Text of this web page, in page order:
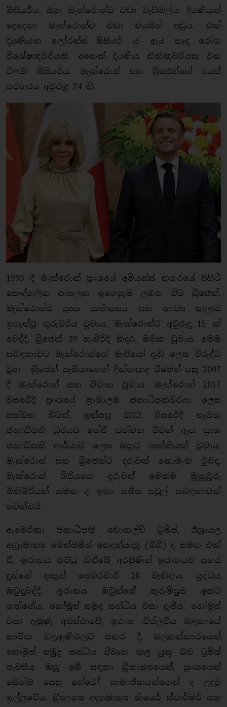
ඕසියර්ය. ඔහු මැක්රොන්ට වඩා වැඩිමල්ය. දියණියන්
දෙදෙනා මැක්රොන්ට වඩා වයසින් අඩුය. එක්
දියණියක ලෝරන්ස් ඕසියර් ය. ඇය හෘද රෝග
විශේෂඥවරියකි. අනෙක් දියණිය නීතිඥවරියක වන
ටිෆනි ඕසියර්ය. මැක්රොන් සහ බ්‍රිජෙත්ගේ වයස්
පරතරය අවුරුදු 24 කි.
1993 දී මැක්රොන් ප්‍රංශයේ අමියන්ස් නගරයේ පිහිටි
පෞද්ගලික පාසලක ඉගෙනුම ලබන විට බ්‍රිජෙත්,
මැක්රොන්ට ප්‍රංශ සාහිත්‍යය සහ නාට්‍ය කලාව
ඉගැන්වූ ගුරුවරිය වූවාය. මැක්රොන්ට අවුරුදු 15 ක්
වෙද්දී, බ්‍රිජෙත් 39 හැවිරිදි තිදරු මවක වූවාය. මෙම
සබඳතාවට මැක්රොන්ගේ මාපියෝ දැඩි ලෙස විරුද්ධ
වූහ. බ්‍රිජෙත් සැමියාගෙන් දික්කසාද වීමෙන් පසු 2007
දී මැක්රොන් සහ විවාහ වූවාය. මැක්රොන් 2017
වසරේදී ප්‍රංශයේ ළාබාලම ජනාධිපතිවරයා ලෙස
පත්වන විටත්, ඉන්පසු 2022 වසරේදී නැවත
ජනාධිපති ධුරයට තේරී පත්වන විටත් ඇය ප්‍රංශ
ජනාධිපති ආර්යාව ලෙස ඔහුට ශක්තියක් වූවාය.
මැක්රොන් සහ බ්‍රිජෙත්ට දරුවන් නොමැති වුවද,
මැක්රොන් බිරියගේ දරුවන් මෙන්ම මුනුබුරු
මිනිබිරියන් සමඟ ද ඉතා සමීප පවුල් සබඳතාවක්
පවත්වයි.
ඇමෙරිකා ජනාධිපති ඩොනල්ඩ් ට්‍රම්ප්, ඊශ්‍රායල
අග්‍රාමාත්‍ය බෙන්ජමින් නෙදන්යාහු (බීබී) ද සමග එක්
වී, ඉරානය මට්ටු කිරීමේ අරමුණින් ඉරානයට පහර
දුන්නේ ඉකුත් පෙබරවාරි 28 වැනිදාය. යුද්ධය
ඔඩුදුවද්දී, ඉරානය ඔවුන්ගේ තුරුම්පුව අතට
ගත්තේය. හෝමූස් සමුද්‍ර සන්ධිය වසා දැමීය. හෝමූස්
වසා දැමුණු අවස්ථාවේ, ඉරාන විප්ලවීය බළකායේ
නාවික බළඇණිවලට පහර දී, බලහත්කාරයෙන්
හෝමූස් සමුද්‍ර සන්ධිය විවෘත කළ යුතු බව ට්‍රම්ප්
පැවසීය. ඔහු මේ සඳහා බ්‍රිතාන්‍යයෙන්, ප්‍රංශයෙන්
මෙන්ම සෙසු නේටෝ සාමාජිකයන්ගෙන් ද උදවු
ඉල්ලු‍වේය. බ්‍රිතාන්‍ය අග්‍රාමාත්‍ය කියෙර් ස්ටාර්මර් සහ